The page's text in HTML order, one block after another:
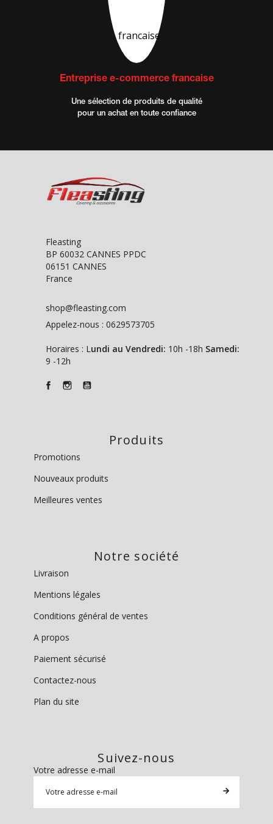
Entreprise e-commerce francaise
Une sélection de produits de qualité
pour un achat en toute confiance
Fleasting
BP 60032 CANNES PPDC
06151 CANNES
France
shop@fleasting.com
Appelez-nous : 0629573705
Horaires : Lundi au Vendredi: 10h -18h Samedi:
9 -12h
Produits
Promotions
Nouveaux produits
Meilleures ventes
Notre société
Livraison
Mentions légales
Conditions général de ventes
A propos
Paiement sécurisé
Contactez-nous
Plan du site
Suivez-nous
Votre adresse e-mail